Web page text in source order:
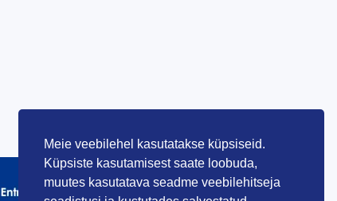
Meie veebilehel kasutatakse küpsiseid.
Küpsiste kasutamisest saate loobuda,
muutes kasutatava seadme veebilehitseja